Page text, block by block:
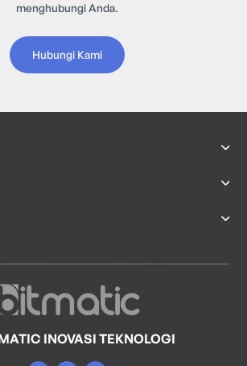
menghubungi Anda.
Hubungi Kami
INOVASI TEKNOLOGI